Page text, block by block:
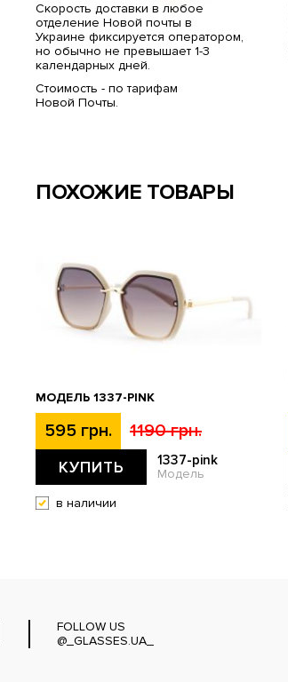
Скорость доставки в любое
отделение Новой почты в
Украине фиксируется оператором,
но обычно не превышает 1-3
календарных дней.
Стоимость - по тарифам
Новой Почты.
ПОХОЖИЕ ТОВАРЫ
МОДЕЛЬ 1337-PINK
595 грн. 1190 грн.
КУПИТЬ 1337-pink
Модель
в наличии
FOLLOW US
@_GLASSES.UA_